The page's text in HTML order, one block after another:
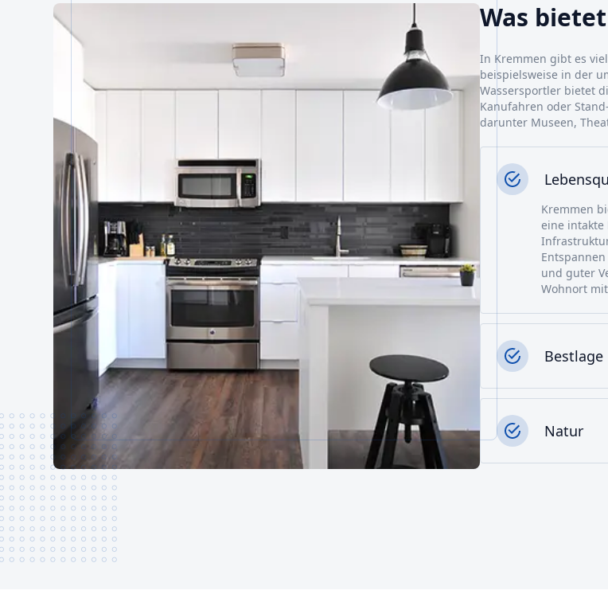
Was
In Kremmen gibt es
beispielsweise in der
Wassersportler bietet
Kanufahren oder
darunter Museen,
Kremmen
eine intakte
und guter
Wohnort
Bestlage
Natur